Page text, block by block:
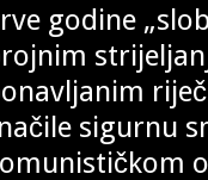
godine
sigurnu